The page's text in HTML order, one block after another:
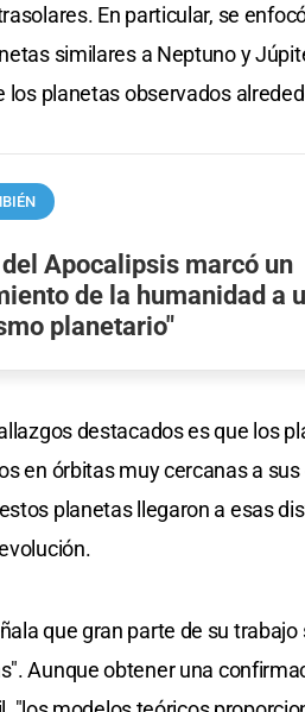
En particular, se
similares a Neptuno y
los planetas observados
Apocalipsis marcó un
de la humanidad a
planetario"
destacados es que los
en órbitas muy cercanas a
planetas llegaron a esas
que gran parte de su
Aunque obtener una